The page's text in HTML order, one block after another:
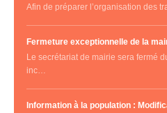
Afin de préparer l’organisation des
Fermeture exceptionnelle de la
Le secrétariat de mairie sera fermé
inc…
Information à la population :